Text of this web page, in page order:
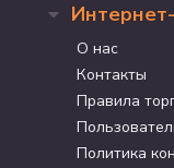
О нас
Контакты
Правила
Политика